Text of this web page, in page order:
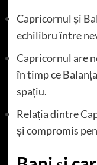
Capricornul și
echilibru între
Capricornul are
în timp ce
spațiu.
Relația dintre
și compromis